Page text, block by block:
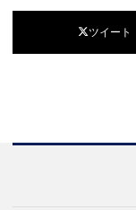
ツイート